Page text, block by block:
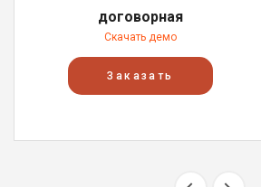
договорная
Скачать демо
Заказать